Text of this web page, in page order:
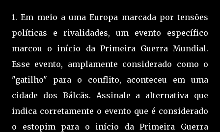
1. Em meio a uma Europa marcada por tensões
políticas e rivalidades, um evento específico
marcou o início da Primeira Guerra Mundial.
Esse evento, amplamente considerado como o
"gatilho" para o conflito, aconteceu em uma
cidade dos Bálcãs. Assinale a alternativa que
indica corretamente o evento que é considerado
o estopim para o início da Primeira Guerra